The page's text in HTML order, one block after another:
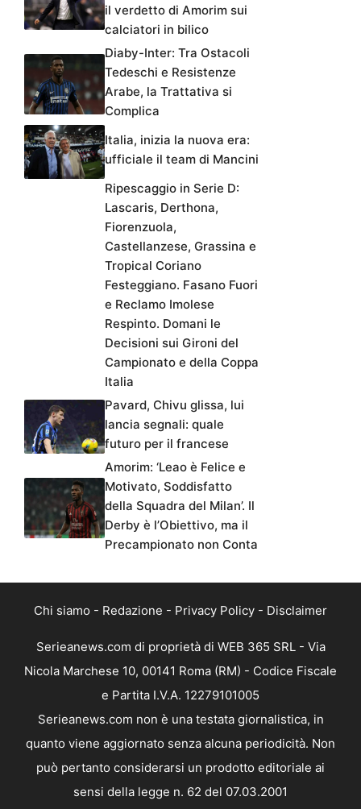
il verdetto di Amorim sui
calciatori in bilico
Diaby-Inter: Tra Ostacoli
Tedeschi e Resistenze
Arabe, la Trattativa si
Complica
Italia, inizia la nuova era:
ufficiale il team di Mancini
Ripescaggio in Serie D:
Lascaris, Derthona,
Fiorenzuola,
Castellanzese, Grassina e
Tropical Coriano
Festeggiano. Fasano Fuori
e Reclamo Imolese
Respinto. Domani le
Decisioni sui Gironi del
Campionato e della Coppa
Italia
Pavard, Chivu glissa, lui
lancia segnali: quale
futuro per il francese
Amorim: ‘Leao è Felice e
Motivato, Soddisfatto
della Squadra del Milan’. Il
Derby è l’Obiettivo, ma il
Precampionato non Conta
Chi siamo - Redazione - Privacy Policy - Disclaimer
Serieanews.com di proprietà di WEB 365 SRL - Via
Nicola Marchese 10, 00141 Roma (RM) - Codice Fiscale
e Partita I.V.A. 12279101005
Serieanews.com non è una testata giornalistica, in
quanto viene aggiornato senza alcuna periodicità. Non
può pertanto considerarsi un prodotto editoriale ai
sensi della legge n. 62 del 07.03.2001